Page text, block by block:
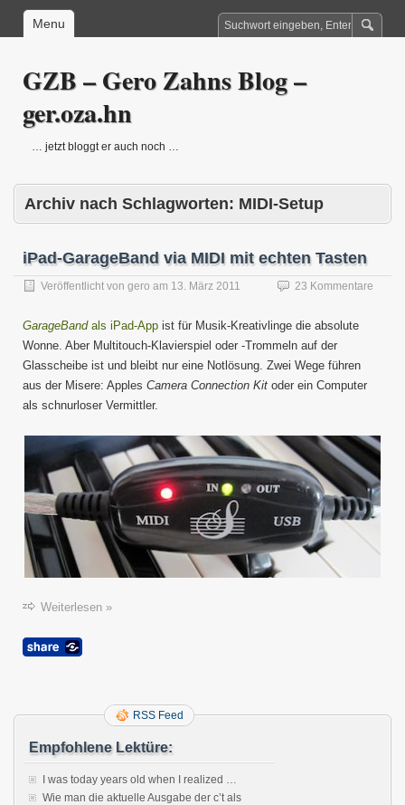
Menu
GZB – Gero Zahns Blog –
ger.oza.hn
… jetzt bloggt er auch noch …
Archiv nach Schlagworten: MIDI-Setup
iPad-GarageBand via MIDI mit echten Tasten
Veröffentlicht von gero am 13. März 2011 23 Kommentare
GarageBandals iPad-App ist für Musik-Kreativlinge die absolute
Wonne. Aber Multitouch-Klavierspiel oder -Trommeln auf der
Glasscheibe ist und bleibt nur eine Notlösung. Zwei Wege führen
aus der Misere: Apples Camera Connection Kit oder ein Computer
als schnurloser Vermittler.
Weiterlesen »
RSS Feed
Empfohlene Lektüre:
I was today years old when I realized …
Wie man die aktuelle Ausgabe der c’t als